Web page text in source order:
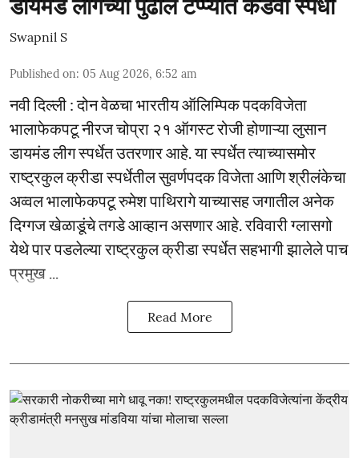
डायमंड लीगच्या पुढील टप्प्यात कडवी स्पर्धा
Swapnil S
Published on: 05 Aug 2026, 6:52 am
नवी दिल्ली : दोन वेळचा भारतीय ऑलिम्पिक पदकविजेता
भालाफेकपटू नीरज चोप्रा २१ ऑगस्ट रोजी होणाऱ्या लुसान
डायमंड लीग स्पर्धेत उतरणार आहे. या स्पर्धेत त्याच्यासमोर
राष्ट्रकुल क्रीडा स्पर्धेतील सुवर्णपदक विजेता आणि श्रीलंकेचा
अव्वल भालाफेकपटू रुमेश पाथिरागे याच्यासह जगातील अनेक
दिग्गज खेळाडूंचे तगडे आव्हान असणार आहे. रविवारी ग्लासगो
येथे पार पडलेल्या राष्ट्रकुल क्रीडा स्पर्धेत सहभागी झालेले पाच
प्रमुख ...
Read More